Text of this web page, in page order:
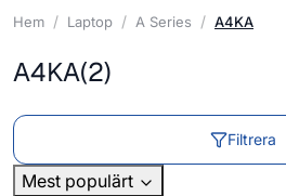
Hem Laptop A Series A4KA
A4KA(2)
Filtrera
Mest populärt